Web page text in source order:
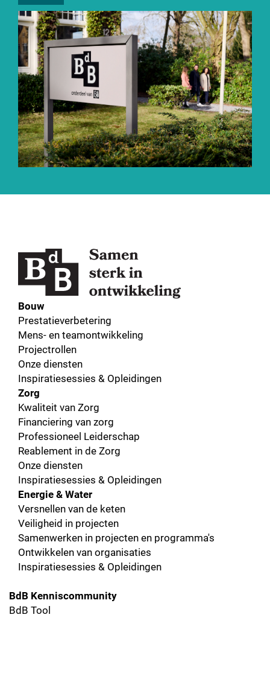
Bouw
Prestatieverbetering
Mens- en teamontwikkeling
Projectrollen
Onze diensten
Inspiratiesessies & Opleidingen
Zorg
Kwaliteit van Zorg
Financiering van zorg
Professioneel Leiderschap
Reablement in de Zorg
Onze diensten
Inspiratiesessies & Opleidingen
Energie & Water
Versnellen van de keten
Veiligheid in projecten
Samenwerken in projecten en programma's
Ontwikkelen van organisaties
Inspiratiesessies & Opleidingen
BdB Kenniscommunity
BdB Tool